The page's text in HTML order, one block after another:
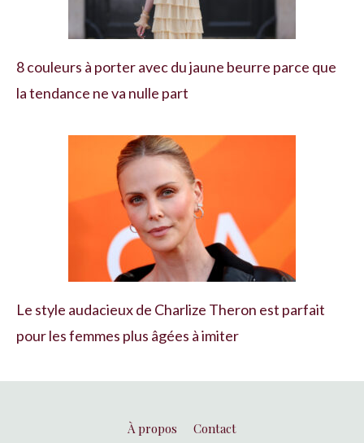
8 couleurs à porter avec du jaune beurre parce que
la tendance ne va nulle part
Le style audacieux de Charlize Theron est parfait
pour les femmes plus âgées à imiter
À propos Contact